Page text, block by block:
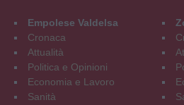
Empolese Valdelsa
Cronaca
Attualità
Politica e Opinioni
Economia e Lavoro
Sanità